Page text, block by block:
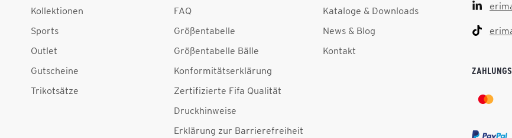
Kollektionen
Sports
Outlet
Gutscheine
Trikotsätze
FAQ
Größentabelle
Größentabelle Bälle
Konformitätserklärung
Zertifizierte Fifa Qualität
Druckhinweise
Erklärung zur Barrierefreiheit
Kataloge & Downloads
News & Blog
Kontakt